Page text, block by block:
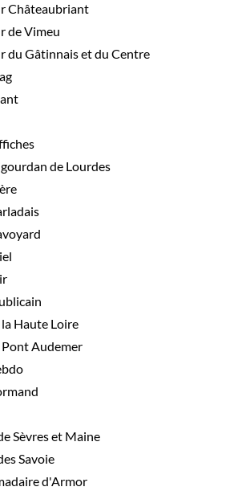
Châteaubriant
de Vimeu
du Gâtinnais et du Centre
de Lourdes
Haute Loire
Audemer
Sèvres et Maine
Savoie
d'Armor